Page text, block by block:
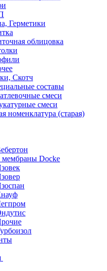
Герметики
облицовка
Скотч
составы
смеси
смеси
номенклатура (старая)
Docke